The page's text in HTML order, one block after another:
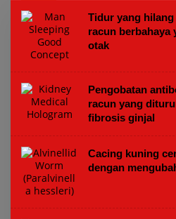
Tidur yang
racun berbahaya
otak
Pengobatan
racun yang
fibrosis ginjal
Cacing kuning
dengan